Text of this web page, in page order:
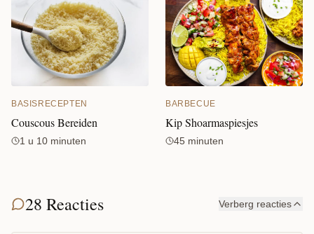
BASISRECEPTEN
Couscous Bereiden
1 u 10 minuten
BARBECUE
Kip Shoarmaspiesjes
45 minuten
28 Reacties Verberg reacties